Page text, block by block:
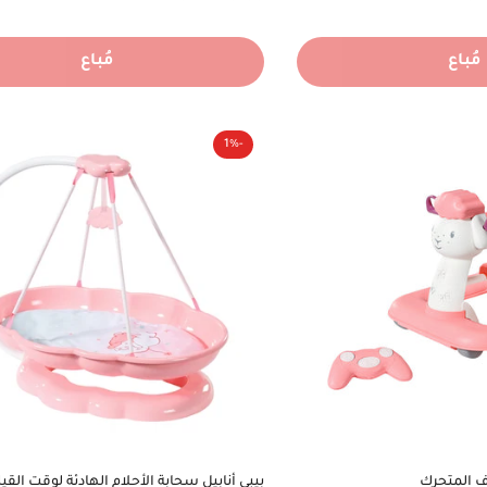
مُباع مُباع
المتحرك
-1%
بيبي أنابيل سحابة الأحلام الهادئة لوقت